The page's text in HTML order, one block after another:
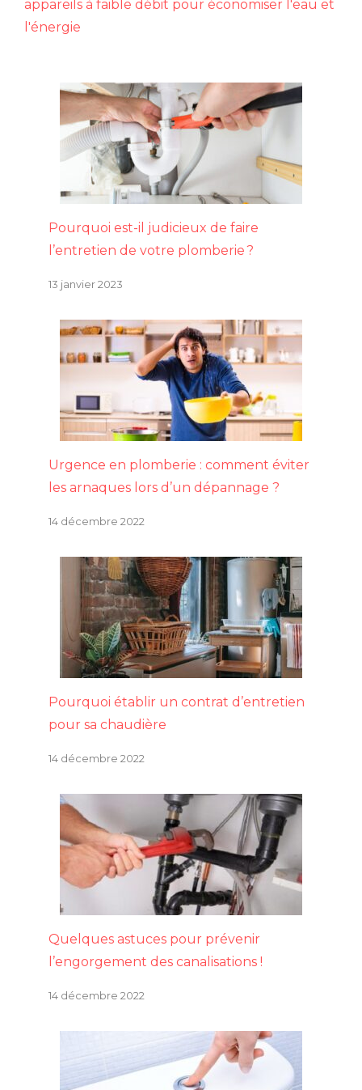
appareils à faible débit pour économiser l'eau et
l'énergie
Pourquoi est-il judicieux de faire
l’entretien de votre plomberie ?
13 janvier 2023
Urgence en plomberie : comment éviter
les arnaques lors d’un dépannage ?
14 décembre 2022
Pourquoi établir un contrat d’entretien
pour sa chaudière
14 décembre 2022
Quelques astuces pour prévenir
l’engorgement des canalisations !
14 décembre 2022